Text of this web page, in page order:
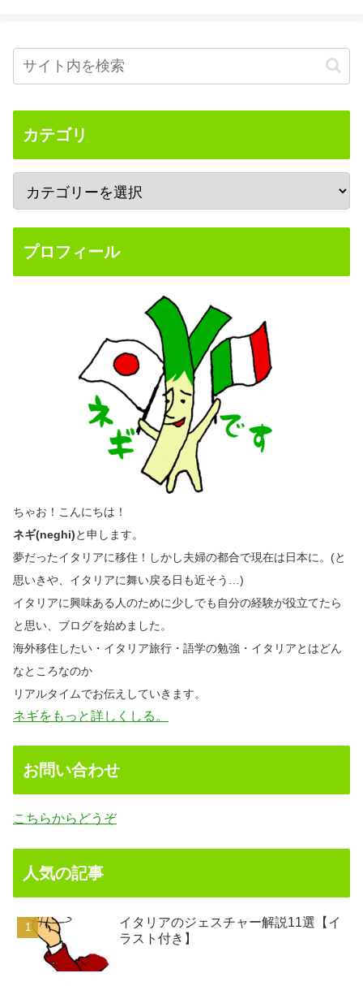
カテゴリ
プロフィール
ちゃお！こんにちは！
ネギ(neghi)と申します。
夢だったイタリアに移住！しかし夫婦の都合で現在は日本に。(と
思いきや、イタリアに舞い戻る日も近そう…)
イタリアに興味ある人のために少しでも自分の経験が役立てたら
と思い、ブログを始めました。
海外移住したい・イタリア旅行・語学の勉強・イタリアとはどん
なところなのか
リアルタイムでお伝えしていきます。
ネギをもっと詳しくしる。
お問い合わせ
こちらからどうぞ
人気の記事
イタリアのジェスチャー解説11選【イ
ラスト付き】